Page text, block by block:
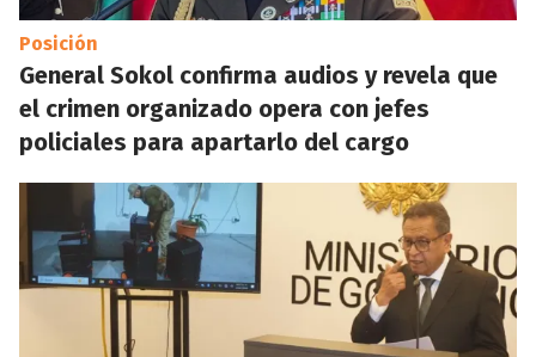
Posición
General Sokol confirma audios y revela que
el crimen organizado opera con jefes
policiales para apartarlo del cargo